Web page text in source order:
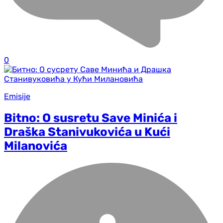
0
Emisije
Bitno: O susretu Save Minića i
Draška Stanivukovića u Kući
Milanovića